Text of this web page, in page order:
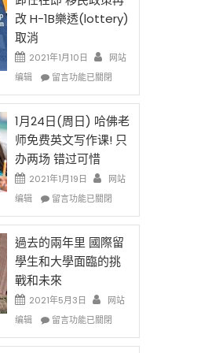
後
現
開
始
對
OPT
開
刀〉
中
法
讓
說
話
請
H-
1B
簽
證
高
薪
者
先
得〉
中
改 H-1B樂透(lottery)
取消
2021年1月10日
网站
编辑
在
任
在
即
移
民
政
策
改
H-
1B
樂
透
(lottery)
取
消〉
中
留言功能已關閉
1月24日(周日) 哈佛老
师免费英文写作课! 只
办两场 错过可惜
2021年1月19日
网站
编辑
在
月
24
日
(周
日)
哈
佛
师
留言功能已關閉
過去的兩年里 國際留
學生和大學面臨的挑
戰和未來
2021年5月3日
网站
编辑
在
去
留言功能已關閉